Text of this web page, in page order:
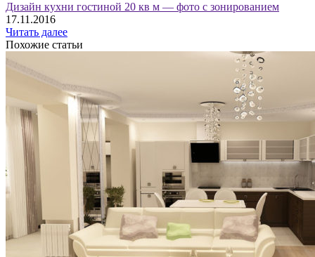
Дизайн кухни гостиной 20 кв м — фото с зонированием
17.11.2016
Читать далее
Похожие статьи